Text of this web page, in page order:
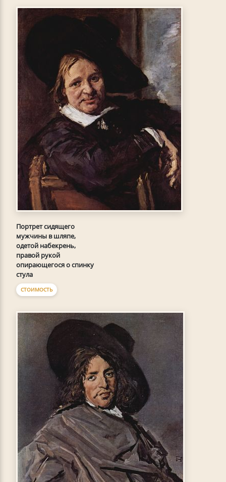
Портрет сидящего
мужчины в шляпе,
одетой набекрень,
правой рукой
опирающегося о спинку
стула
СТОИМОСТЬ